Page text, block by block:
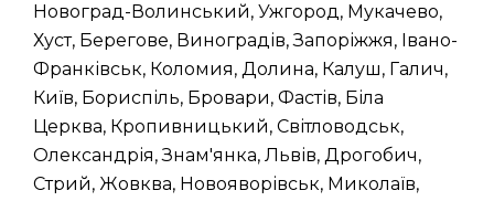
Новоград-Волинський, Ужгород, Мукачево,
Хуст, Берегове, Виноградів, Запоріжжя, Івано-
Франківськ, Коломия, Долина, Калуш, Галич,
Київ, Бориспіль, Бровари, Фастів, Біла
Церква, Кропивницький, Світловодськ,
Олександрія, Знам'янка, Львів, Дрогобич,
Стрий, Жовква, Новояворівськ, Миколаїв,